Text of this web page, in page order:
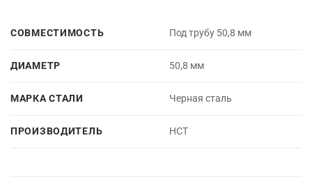
СОВМЕСТИМОСТЬ Под трубу 50,8 мм
ДИАМЕТР 50,8 мм
МАРКА СТАЛИ Черная сталь
ПРОИЗВОДИТЕЛЬ НСТ